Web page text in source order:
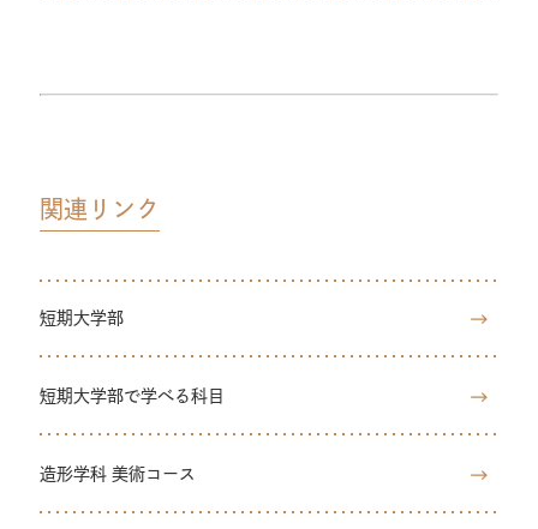
関連リンク
短期大学部
短期大学部で学べる科目
造形学科 美術コース